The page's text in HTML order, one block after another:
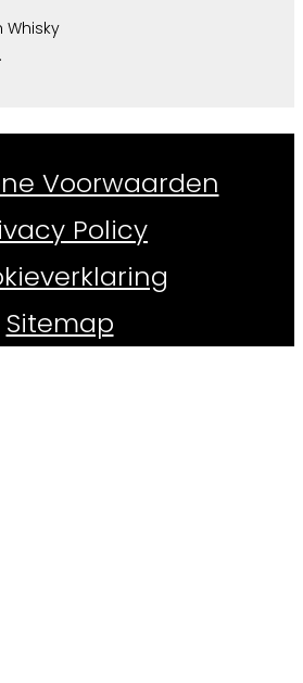
Whisky
Voorwaarden
Policy
Sitemap